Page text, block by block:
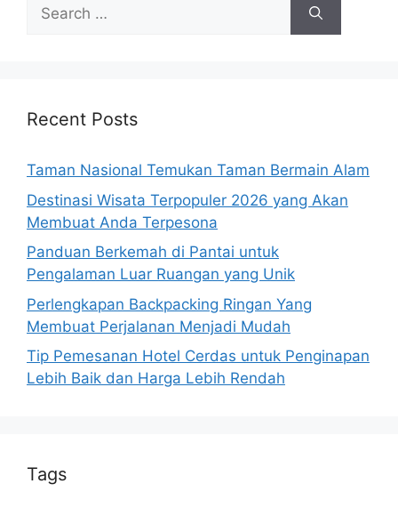
for:
Recent Posts
Taman Nasional Temukan Taman Bermain Alam
Destinasi Wisata Terpopuler 2026 yang Akan
Membuat Anda Terpesona
Panduan Berkemah di Pantai untuk
Pengalaman Luar Ruangan yang Unik
Perlengkapan Backpacking Ringan Yang
Membuat Perjalanan Menjadi Mudah
Tip Pemesanan Hotel Cerdas untuk Penginapan
Lebih Baik dan Harga Lebih Rendah
Tags